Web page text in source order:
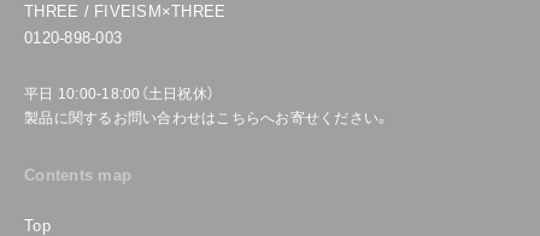
THREE / FIVEISM×THREE
0120-898-003
平日 10:00-18:00（土日祝休）
製品に関するお問い合わせはこちらへお寄せください。
Contents map
Top